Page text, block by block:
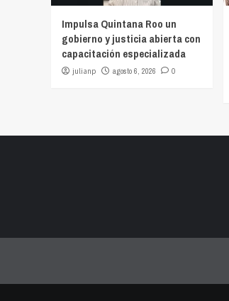
Impulsa Quintana Roo un
gobierno y justicia abierta con
capacitación especializada
julianp agosto 6, 2026 0